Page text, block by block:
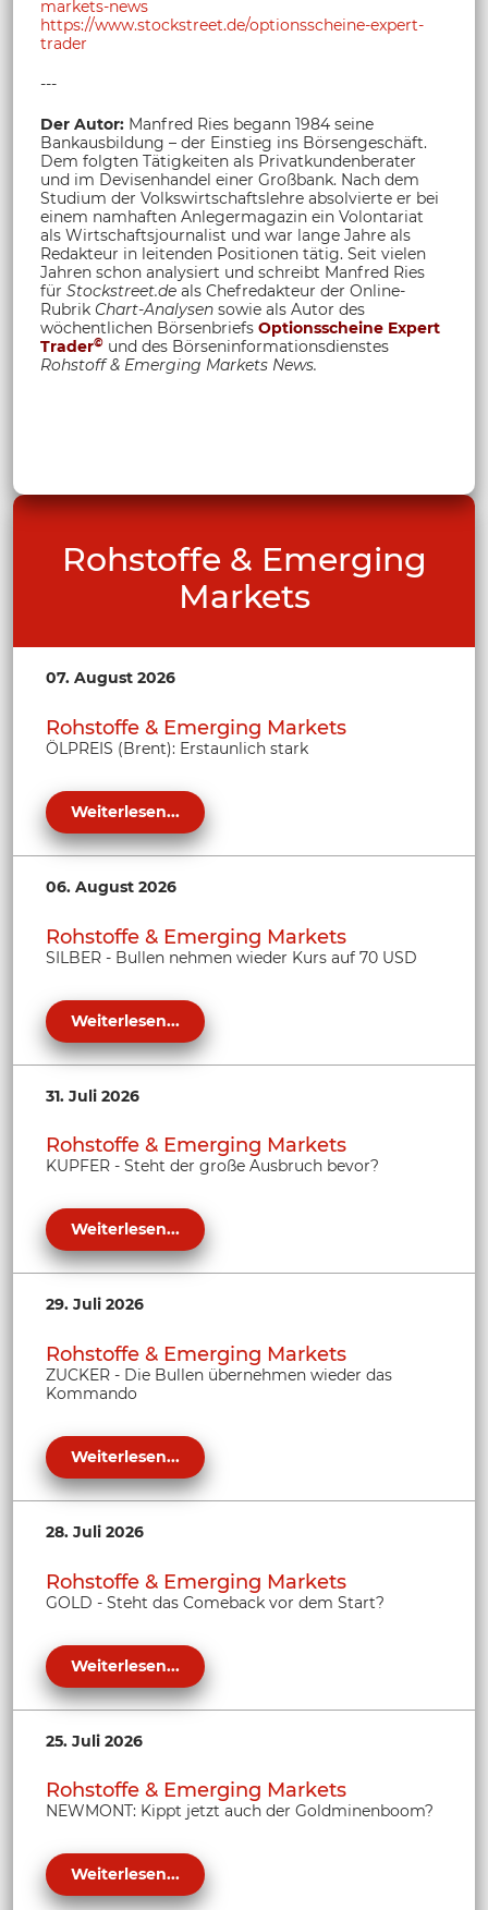
markets-news
https://www.stockstreet.de/optionsscheine-expert-
trader
---
Der Autor: Manfred Ries begann 1984 seine
Bankausbildung – der Einstieg ins Börsengeschäft.
Dem folgten Tätigkeiten als Privatkundenberater
und im Devisenhandel einer Großbank. Nach dem
Studium der Volkswirtschaftslehre absolvierte er bei
einem namhaften Anlegermagazin ein Volontariat
als Wirtschaftsjournalist und war lange Jahre als
Redakteur in leitenden Positionen tätig. Seit vielen
Jahren schon analysiert und schreibt Manfred Ries
für Stockstreet.de als Chefredakteur der Online-
Rubrik Chart-Analysen sowie als Autor des
wöchentlichen Börsenbriefs Optionsscheine Expert
Trader© und des Börseninformationsdienstes
Rohstoff & Emerging Markets News.
Rohstoffe & Emerging
Markets
07. August 2026
Rohstoffe & Emerging Markets
ÖLPREIS (Brent): Erstaunlich stark
Weiterlesen...
06. August 2026
Rohstoffe & Emerging Markets
SILBER - Bullen nehmen wieder Kurs auf 70 USD
Weiterlesen...
31. Juli 2026
Rohstoffe & Emerging Markets
KUPFER - Steht der große Ausbruch bevor?
Weiterlesen...
29. Juli 2026
Rohstoffe & Emerging Markets
ZUCKER - Die Bullen übernehmen wieder das
Kommando
Weiterlesen...
28. Juli 2026
Rohstoffe & Emerging Markets
GOLD - Steht das Comeback vor dem Start?
Weiterlesen...
25. Juli 2026
Rohstoffe & Emerging Markets
NEWMONT: Kippt jetzt auch der Goldminenboom?
Weiterlesen...